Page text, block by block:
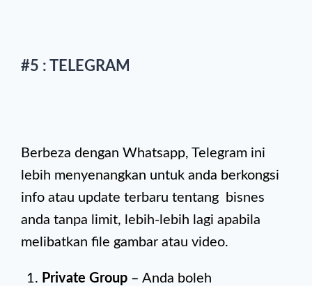
#5 : TELEGRAM
Berbeza dengan Whatsapp, Telegram ini
lebih menyenangkan untuk anda berkongsi
info atau update terbaru tentang bisnes
anda tanpa limit, lebih-lebih lagi apabila
melibatkan file gambar atau video.
Private Group – Anda boleh